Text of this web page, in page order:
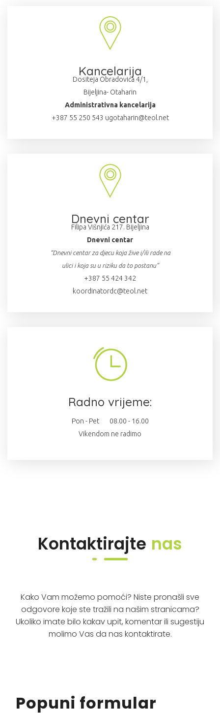
Kancelarija
Dositeja Obradovića 4/1,
Bijeljina- Otaharin
Administrativna kancelarija
+387 55 250 543 ugotaharin@teol.net
Dnevni centar
Filipa Višnjića 217. Bijeljina
Dnevni centar
“Dnevni centar za djecu koja žive i/ili rade na
ulici i koja su u riziku da to postanu”
+387 55 424 342
koordinatordc@teol.net
Radno vrijeme:
Pon - Pet 08.00 - 16.00
Vikendom ne radimo
Kontaktirajte nas
Kako Vam možemo pomoći? Niste pronašli sve
odgovore koje ste tražili na našim stranicama?
Ukoliko imate bilo kakav upit, komentar ili sugestiju
molimo Vas da nas kontaktirate.
Popuni formular